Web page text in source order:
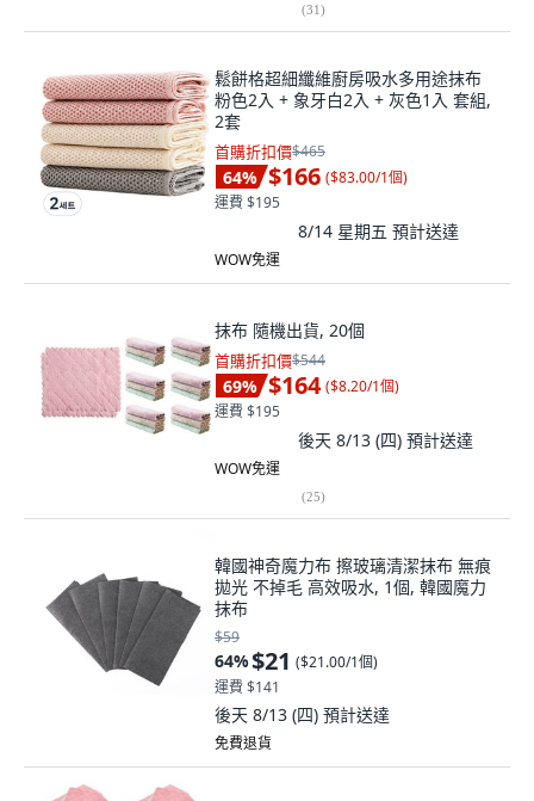
(31)
鬆餅格超細纖維廚房吸水多用途抹布
粉色2入 + 象牙白2入 + 灰色1入 套組,
2套
首購折扣價$465
64% $166 ($83.00/1個)
運費 $195
8/14 星期五 預計送達
WOW免運
抹布 隨機出貨, 20個
首購折扣價$544
69% $164 ($8.20/1個)
運費 $195
後天 8/13 (四) 預計送達
WOW免運
(25)
韓國神奇魔力布 擦玻璃清潔抹布 無痕
拋光 不掉毛 高效吸水, 1個, 韓國魔力
抹布
$59
64%$21 ($21.00/1個)
運費 $141
後天 8/13 (四) 預計送達
免費退貨